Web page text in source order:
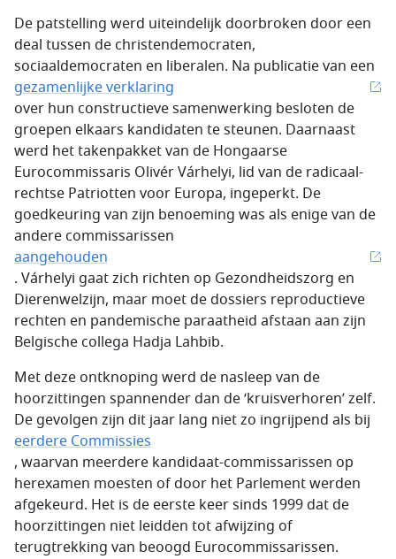
De patstelling werd uiteindelijk doorbroken door een
deal tussen de christendemocraten,
sociaaldemocraten en liberalen. Na publicatie van een
gezamenlijke verklaring
over hun constructieve samenwerking besloten de
groepen elkaars kandidaten te steunen. Daarnaast
werd het takenpakket van de Hongaarse
Eurocommissaris Olivér Várhelyi, lid van de radicaal-
rechtse Patriotten voor Europa, ingeperkt. De
goedkeuring van zijn benoeming was als enige van de
andere commissarissen
aangehouden
. Várhelyi gaat zich richten op Gezondheidszorg en
Dierenwelzijn, maar moet de dossiers reproductieve
rechten en pandemische paraatheid afstaan aan zijn
Belgische collega Hadja Lahbib.
Met deze ontknoping werd de nasleep van de
hoorzittingen spannender dan de ‘kruisverhoren’ zelf.
De gevolgen zijn dit jaar lang niet zo ingrijpend als bij
eerdere Commissies
, waarvan meerdere kandidaat-commissarissen op
herexamen moesten of door het Parlement werden
afgekeurd. Het is de eerste keer sinds 1999 dat de
hoorzittingen niet leidden tot afwijzing of
terugtrekking van beoogd Eurocommissarissen.